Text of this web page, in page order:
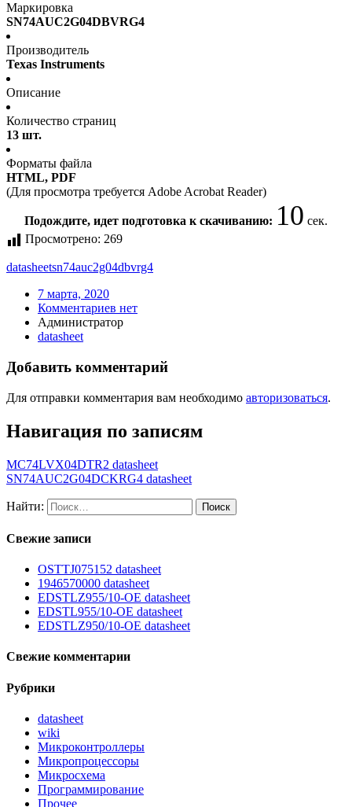
Маркировка
SN74AUC2G04DBVRG4
Производитель
Texas Instruments
Описание
Количество страниц
13 шт.
Форматы файла
HTML, PDF
(Для просмотра требуется Adobe Acrobat Reader)
Подождите, идет подготовка к скачиванию: 10 сек.
Просмотрено: 269
datasheetsn74auc2g04dbvrg4
7 марта, 2020
Комментариев нет
Администратор
datasheet
Добавить комментарий
Для отправки комментария вам необходимо авторизоваться.
Навигация по записям
MC74LVX04DTR2 datasheet
SN74AUC2G04DCKRG4 datasheet
Найти:
Свежие записи
OSTTJ075152 datasheet
1946570000 datasheet
EDSTLZ955/10-OE datasheet
EDSTL955/10-OE datasheet
EDSTLZ950/10-OE datasheet
Свежие комментарии
Рубрики
datasheet
wiki
Микроконтроллеры
Микропроцессоры
Микросхема
Программирование
Прочее